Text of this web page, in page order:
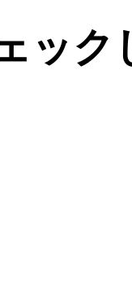
ック